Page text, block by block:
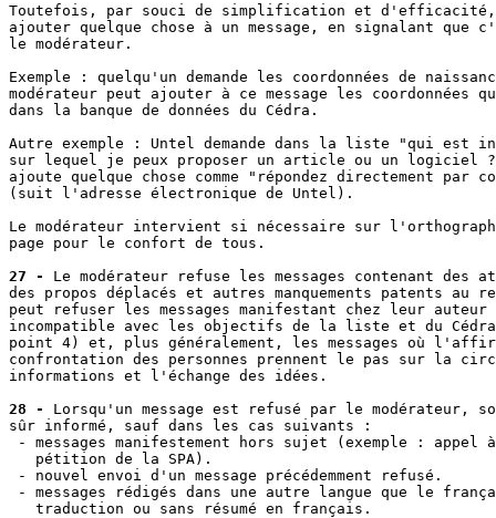
Toutefois, par souci de simplification et d'efficacité,
ajouter quelque chose à un message, en signalant
le modérateur.
Exemple : quelqu'un demande les coordonnées de
modérateur peut ajouter à ce message les coordonnées
dans la banque de données du Cédra.
Autre exemple : Untel demande dans la liste "qui est
sur lequel je peux proposer un article ou un logiciel
ajoute quelque chose comme "répondez directement
(suit l'adresse électronique de Untel).
Le modérateur intervient si nécessaire sur
page pour le confort de tous.
27 -
Le modérateur refuse les messages contenant des
des propos déplacés et autres manquements patents
peut refuser les messages manifestant chez leur
incompatible avec les objectifs de la liste et du
point 4) et, plus généralement, les messages où
confrontation des personnes prennent le pas sur la
informations et l'échange des idées.
28 -
Lorsqu'un message est refusé par le modérateur,
sûr informé, sauf dans les cas suivants :
- messages manifestement hors sujet (exemple : appel
   pétition de la SPA).
- nouvel envoi d'un message précédemment refusé.
- messages rédigés dans une autre langue que le
   traduction ou sans résumé en français.